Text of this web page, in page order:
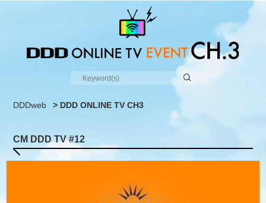
DDDweb > DDD ONLINE TV CH3
CM DDD TV #12